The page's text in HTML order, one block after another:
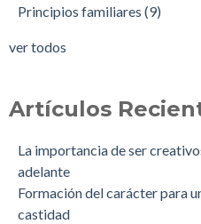
Principios familiares (9)
ver todos
Artículos
La importancia de ser
adelante
Formación del carácter para
castidad